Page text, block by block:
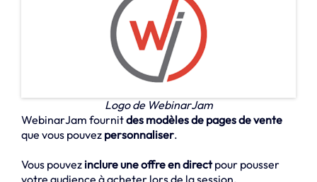
Logo de WebinarJam
WebinarJam fournitdes modèles de pages de vente
que vous pouvez personnaliser.
Vous pouvez inclure une offre en directpour pousser
votre audience à acheter lors de la session.